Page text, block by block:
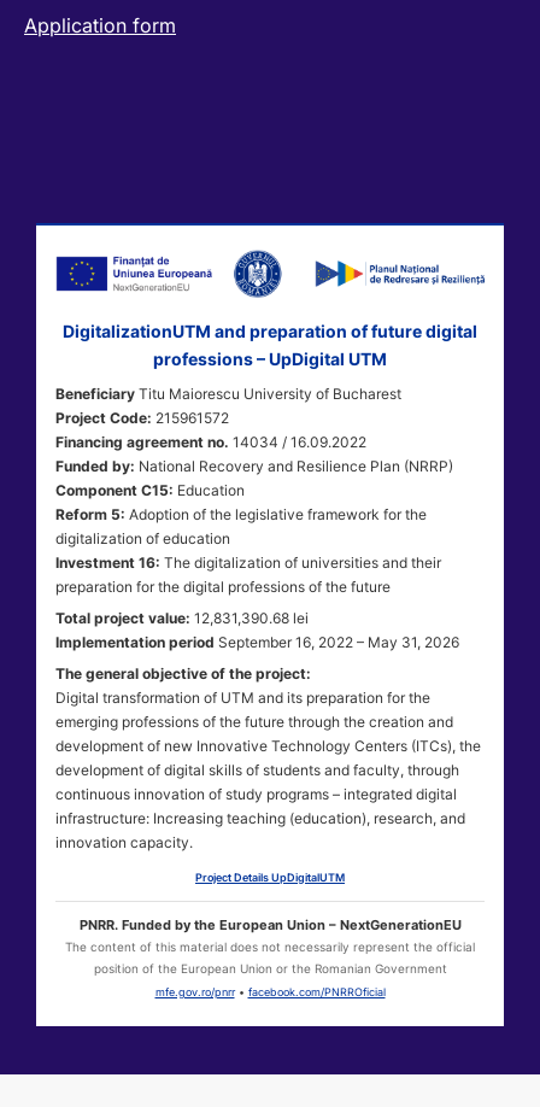
Application form
DigitalizationUTM and preparation of future digital
professions – UpDigital UTM
Beneficiary Titu Maiorescu University of Bucharest
Project Code: 215961572
Financing agreement no. 14034 / 16.09.2022
Funded by: National Recovery and Resilience Plan (NRRP)
Component C15: Education
Reform 5: Adoption of the legislative framework for the
digitalization of education
Investment 16: The digitalization of universities and their
preparation for the digital professions of the future
Total project value: 12,831,390.68 lei
Implementation period September 16, 2022 – May 31, 2026
The general objective of the project:
Digital transformation of UTM and its preparation for the
emerging professions of the future through the creation and
development of new Innovative Technology Centers (ITCs), the
development of digital skills of students and faculty, through
continuous innovation of study programs – integrated digital
infrastructure: Increasing teaching (education), research, and
innovation capacity.
Project Details UpDigitalUTM
PNRR. Funded by the European Union – NextGenerationEU
The content of this material does not necessarily represent the official
position of the European Union or the Romanian Government
mfe.gov.ro/pnrr• facebook.com/PNRROficial